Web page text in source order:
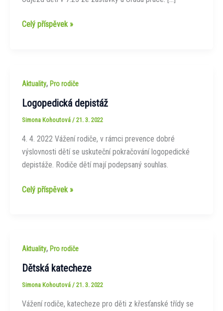
Plavání
Celý příspěvek »
Aktuality, Pro rodiče
Logopedická depistáž
Simona Kohoutová / 21. 3. 2022
4. 4. 2022 Vážení rodiče, v rámci prevence dobré
výslovnosti dětí se uskuteční pokračování logopedické
depistáže. Rodiče dětí mají podepsaný souhlas.
Logopedická
Celý příspěvek »
Aktuality, Pro rodiče
Dětská katecheze
Simona Kohoutová / 21. 3. 2022
Vážení rodiče, katecheze pro děti z křesťanské třídy se